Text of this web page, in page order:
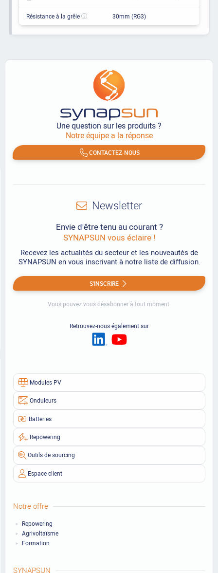
Résistance à la grêle 30mm (RG3)
Une question sur les produits ?
Notre équipe a la réponse
CONTACTEZ-NOUS
Modules PV
Onduleurs
Batteries
Repowering
Outils de sourcing
Espace client
Notre offre
Repowering
Agrivoltaïsme
Formation
SYNAPSUN
Newsletter
Envie d'être tenu au courant ?
SYNAPSUN vous éclaire !
Recevez les actualités du secteur et les nouveautés de
SYNAPSUN en vous inscrivant à notre liste de diffusion.
S'INSCRIRE
Vous pouvez vous désabonner à tout moment.
Retrouvez-nous également sur